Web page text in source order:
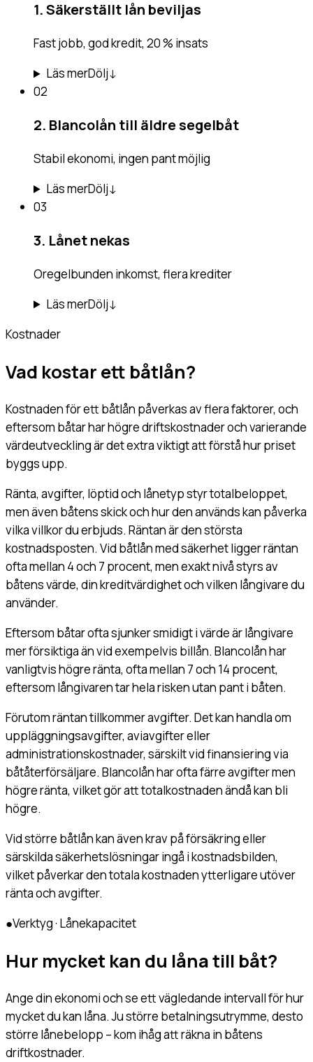
1. Säkerställt lån beviljas
Fast jobb, god kredit, 20 % insats
Läs merDölj↓
02
2. Blancolån till äldre segelbåt
Stabil ekonomi, ingen pant möjlig
Läs merDölj↓
03
3. Lånet nekas
Oregelbunden inkomst, flera krediter
Läs merDölj↓
Kostnader
Vad kostar ett båtlån?
Kostnaden för ett båtlån påverkas av flera faktorer, och
eftersom båtar har högre driftskostnader och varierande
värdeutveckling är det extra viktigt att förstå hur priset
byggs upp.
Ränta, avgifter, löptid och lånetyp styr totalbeloppet,
men även båtens skick och hur den används kan påverka
vilka villkor du erbjuds. Räntan är den största
kostnadsposten. Vid båtlån med säkerhet ligger räntan
ofta mellan 4 och 7 procent, men exakt nivå styrs av
båtens värde, din kreditvärdighet och vilken långivare du
använder.
Eftersom båtar ofta sjunker smidigt i värde är långivare
mer försiktiga än vid exempelvis billån. Blancolån har
vanligtvis högre ränta, ofta mellan 7 och 14 procent,
eftersom långivaren tar hela risken utan pant i båten.
Förutom räntan tillkommer avgifter. Det kan handla om
uppläggningsavgifter, aviavgifter eller
administrationskostnader, särskilt vid finansiering via
båtåterförsäljare. Blancolån har ofta färre avgifter men
högre ränta, vilket gör att totalkostnaden ändå kan bli
högre.
Vid större båtlån kan även krav på försäkring eller
särskilda säkerhetslösningar ingå i kostnadsbilden,
vilket påverkar den totala kostnaden ytterligare utöver
ränta och avgifter.
●Verktyg · Lånekapacitet
Hur mycket kan du låna till båt?
Ange din ekonomi och se ett vägledande intervall för hur
mycket du kan låna. Ju större betalningsutrymme, desto
större lånebelopp – kom ihåg att räkna in båtens
driftkostnader.